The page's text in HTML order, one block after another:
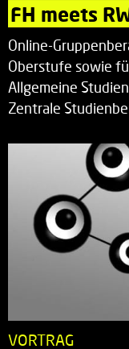
FH meets
Online-
Oberstufe sowie
Allgemeine
Zentrale
VORTRAG